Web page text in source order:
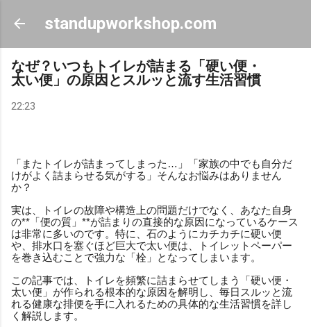
スキップしてメイン コンテンツに移動
standupworkshop.com
なぜ？いつもトイレが詰まる「硬い便・
太い便」の原因とスルッと流す生活習慣
22:23
「またトイレが詰まってしまった…」「家族の中でも自分だ
けがよく詰まらせる気がする」そんなお悩みはありません
か？
実は、トイレの故障や構造上の問題だけでなく、あなた自身
の**「便の質」**が詰まりの直接的な原因になっているケース
は非常に多いのです。特に、石のようにカチカチに硬い便
や、排水口を塞ぐほど巨大で太い便は、トイレットペーパー
を巻き込むことで強力な「栓」となってしまいます。
この記事では、トイレを頻繁に詰まらせてしまう「硬い便・
太い便」が作られる根本的な原因を解明し、毎日スルッと流
れる健康な排便を手に入れるための具体的な生活習慣を詳し
く解説します。